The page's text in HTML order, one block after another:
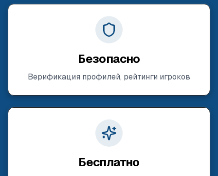
Безопасно
Верификация профилей, рейтинги игроков
Бесплатно